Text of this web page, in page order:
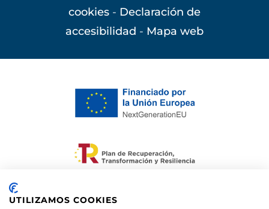
cookies - Declaración de
accesibilidad - Mapa web
NextGenerationEU. Sin embargo, los puntos de
UTILIZAMOS COOKIES